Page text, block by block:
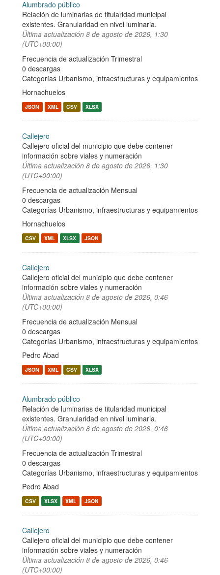
Alumbrado público
Relación de luminarias de titularidad municipal
existentes. Granularidad en nivel luminaria.
Última actualización 8 de agosto de 2026, 1:30
(UTC+00:00)
Frecuencia de actualización Trimestral
0 descargas
Categorías Urbanismo, infraestructuras y equipamientos
Hornachuelos
JSON XML CSV XLSX
Callejero
Callejero oficial del municipio que debe contener
información sobre viales y numeración
Última actualización 8 de agosto de 2026, 1:30
(UTC+00:00)
Frecuencia de actualización Mensual
0 descargas
Categorías Urbanismo, infraestructuras y equipamientos
Hornachuelos
CSV XML XLSX JSON
Callejero
Callejero oficial del municipio que debe contener
información sobre viales y numeración
Última actualización 8 de agosto de 2026, 0:46
(UTC+00:00)
Frecuencia de actualización Mensual
0 descargas
Categorías Urbanismo, infraestructuras y equipamientos
Pedro Abad
JSON XML CSV XLSX
Alumbrado público
Relación de luminarias de titularidad municipal
existentes. Granularidad en nivel luminaria.
Última actualización 8 de agosto de 2026, 0:46
(UTC+00:00)
Frecuencia de actualización Trimestral
0 descargas
Categorías Urbanismo, infraestructuras y equipamientos
Pedro Abad
CSV XLSX XML JSON
Callejero
Callejero oficial del municipio que debe contener
información sobre viales y numeración
Última actualización 8 de agosto de 2026, 0:46
(UTC+00:00)